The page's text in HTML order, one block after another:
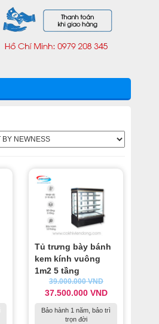
Tủ trưng bày bánh
kem kính vuông
1m2 5 tầng
39.000.000VND
37.500.000 VND
Bảo hành 1 năm, bảo trì
trọn đời